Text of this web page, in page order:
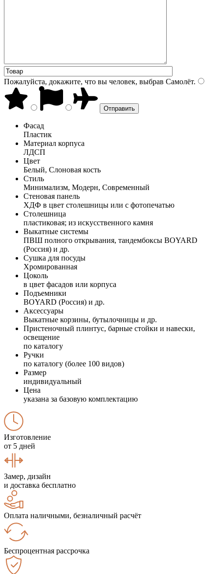
Пожалуйста, докажите, что вы человек, выбрав Самолёт.
Фасад
Пластик
Материал корпуса
ЛДСП
Цвет
Белый, Слоновая кость
Стиль
Минимализм, Модерн, Современный
Стеновая панель
ХДФ в цвет столешницы или с фотопечатью
Столешница
пластиковая; из искусственного камня
Выкатные системы
ПВШ полного открывания, тандембоксы BOYARD
(Россия) и др.
Сушка для посуды
Хромированная
Цоколь
в цвет фасадов или корпуса
Подъемники
BOYARD (Россия) и др.
Аксессуары
Выкатные корзины, бутылочницы и др.
Пристеночный плинтус, барные стойки и навески,
освещение
по каталогу
Ручки
по каталогу (более 100 видов)
Размер
индивидуальный
Цена
указана за базовую комплектацию
Изготовление
от 5 дней
Замер, дизайн
и доставка бесплатно
Оплата наличными, безналичный расчёт
Беспроцентная рассрочка